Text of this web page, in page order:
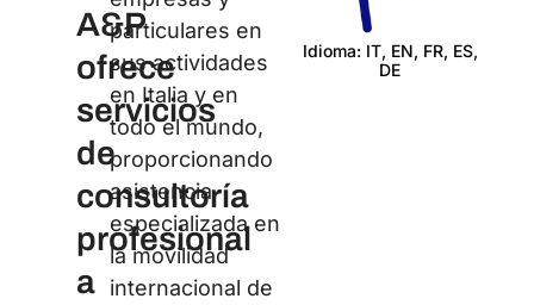
A&P
ofrece
servicios
de
consultoría
profesional
a
particulares en
sus actividades
en Italia y en
todo el mundo,
proporcionando
asistencia
especializada en
la movilidad
internacional de
Idioma: IT, EN, FR, ES,
DE